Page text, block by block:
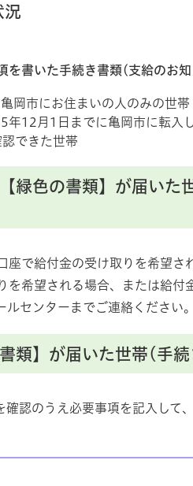
況
を書いた手続き書類(支給のお
岡市にお住まいの人のみの世帯
年12月1日までに亀岡市に転入
できた世帯
緑色の書類】が届いた
座で給付金の受け取りを希望さ
を希望される場合、または給付
ルセンターまでご連絡ください。
類】が届いた世帯(手
確認のうえ必要事項を記入して